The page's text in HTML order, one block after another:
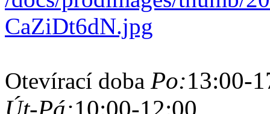
Otevírací doba Po:13:00-